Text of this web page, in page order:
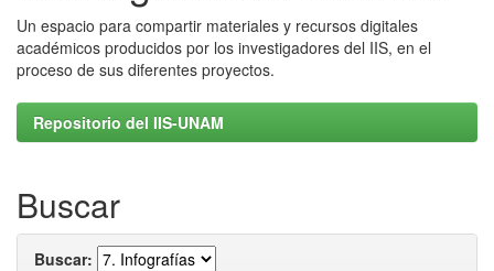
Un espacio para compartir materiales y recursos digitales
académicos producidos por los investigadores del IIS, en el
proceso de sus diferentes proyectos.
Repositorio del IIS-UNAM
Buscar
Buscar: